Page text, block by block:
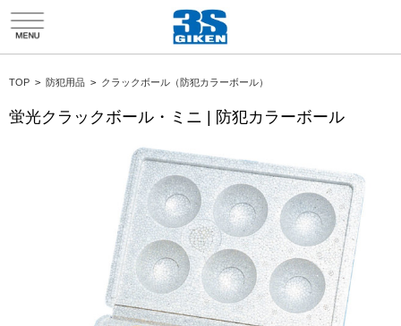
TOP > 防犯用品 > クラックボール（防犯カラーボール）
蛍光クラックボール・ミニ | 防犯カラーボール